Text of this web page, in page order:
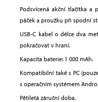
Podsvícená akční tlačítka a
páček a proužku při spodní
USB-C kabel o délce dva
pokračovat v hraní.
Kapacita baterie: 1 000 mAh.
Kompatibilní také s PC
s operačním systémem
Pětiletá záruční doba.